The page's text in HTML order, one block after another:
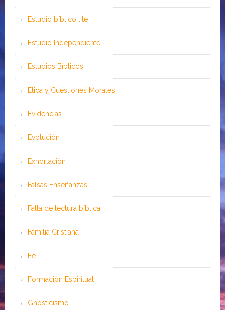
Estudio bíblico lite
Estudio Independiente
Estudios Bíblicos
Ética y Cuestiones Morales
Evidencias
Evolución
Exhortación
Falsas Enseñanzas
Falta de lectura bíblica
Familia Cristiana
Fe
Formación Espiritual
Gnosticismo